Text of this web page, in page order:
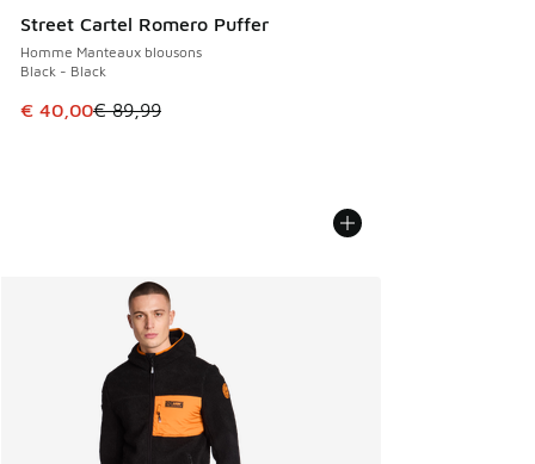
Street Cartel Romero Puffer
Homme Manteaux blousons
Black - Black
Cet article est en promotion. Prix en baisse de € 89,99 à
€ 40,00€ 89,99